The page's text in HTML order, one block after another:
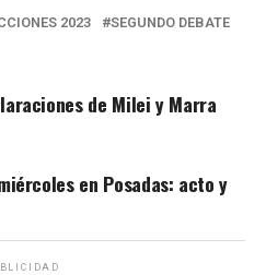
2023
SEGUNDO DEBATE
de Milei y Marra
en Posadas: acto y